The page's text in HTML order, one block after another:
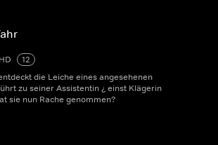
HD
12
die Leiche eines angesehenen
zu seiner Assistentin ¿ einst Klägerin
sie nun Rache genommen?